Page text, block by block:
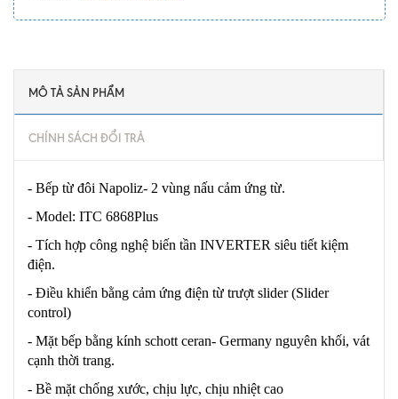
MÔ TẢ SẢN PHẨM
CHÍNH SÁCH ĐỔI TRẢ
- Bếp từ đôi Napoliz- 2 vùng nấu cảm ứng từ.
- Model: ITC 6868Plus
- Tích hợp công nghệ biến tần INVERTER siêu tiết kiệm
điện.
- Điều khiển bằng cảm ứng điện từ trượt slider (Slider
control)
- Mặt bếp bằng kính schott ceran- Germany nguyên khối, vát
cạnh thời trang.
- Bề mặt chống xước, chịu lực, chịu nhiệt cao